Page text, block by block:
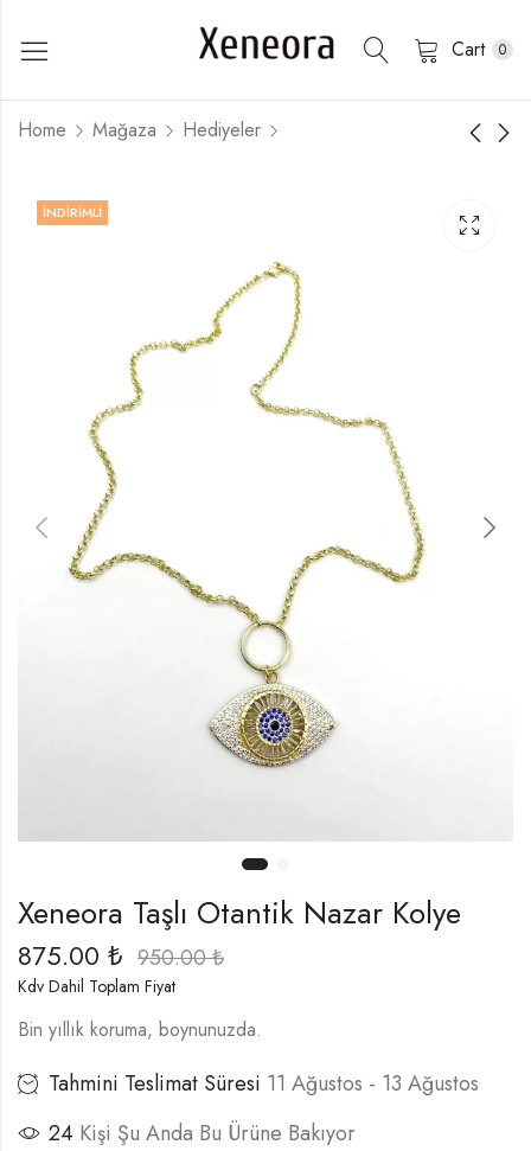
Cart 0
Home Mağaza Hediyeler
İNDIRIMLI
Xeneora Taşlı Otantik Nazar Kolye
875.00 ₺ 950.00₺
Kdv Dahil Toplam Fiyat
Bin yıllık koruma, boynunuzda.
Tahmini Teslimat Süresi 11 Ağustos - 13 Ağustos
24 Kişi Şu Anda Bu Ürüne Bakıyor